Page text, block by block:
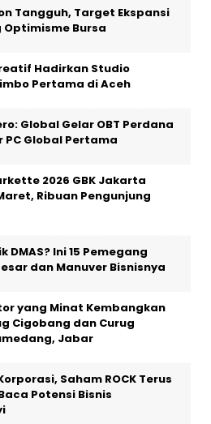
Tangguh, Target Ekspansi
Optimisme Bursa
Hadirkan Studio
Pertama di Aceh
Global Gelar OBT Perdana
PC Global Pertama
2026 GBK Jakarta
Ribuan Pengunjung
DMAS? Ini 15 Pemegang
dan Manuver Bisnisnya
yang Minat Kembangkan
Cigobang dan Curug
Jabar
Saham ROCK Terus
Potensi Bisnis